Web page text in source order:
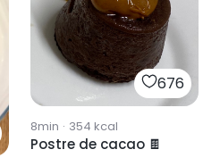
676
8min · 354 kcal
Postre de cacao 🍫